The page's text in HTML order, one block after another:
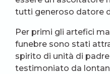
tutti generoso datore
Per primi gli artefici
funebre sono stati
spirito di unità di
testimoniato da